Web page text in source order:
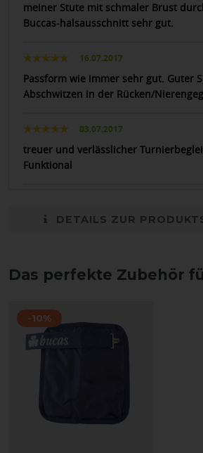
meiner Stute mit schmaler Brust
Buccas-halsausschnitt sehr gut.
16.07.2017
Passform wie immer sehr gut. Guter
Abschwitzen in der Rücken/
03.07.2017
treuer und verlässlicher
Funktional
DETAILS ZUR
Das perfekte Zubehör
-10%